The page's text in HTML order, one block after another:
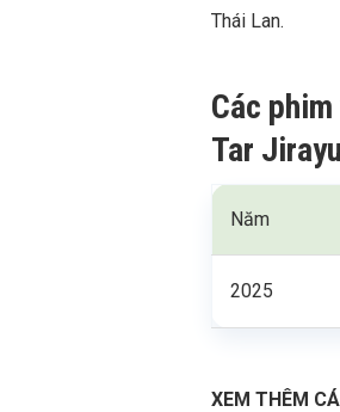
Thái Lan.
Các
Tar
Năm
2025
XEM THÊM